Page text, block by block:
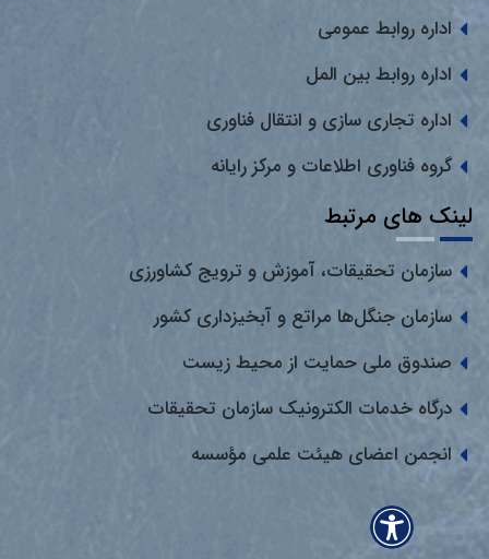
اداره روابط عمومی
اداره روابط بین المل
اداره تجاری سازی و انتقال فناوری
گروه فناوری اطلاعات و مرکز رایانه
لینک های مرتبط
سازمان تحقیقات، آموزش و ترویج کشاورزی
سازمان جنگل‌ها مراتع و آبخیزداری کشور
صندوق ملی حمایت از محیط زیست
درگاه خدمات الکترونیک سازمان تحقیقات
انجمن اعضای هیئت علمی مؤسسه